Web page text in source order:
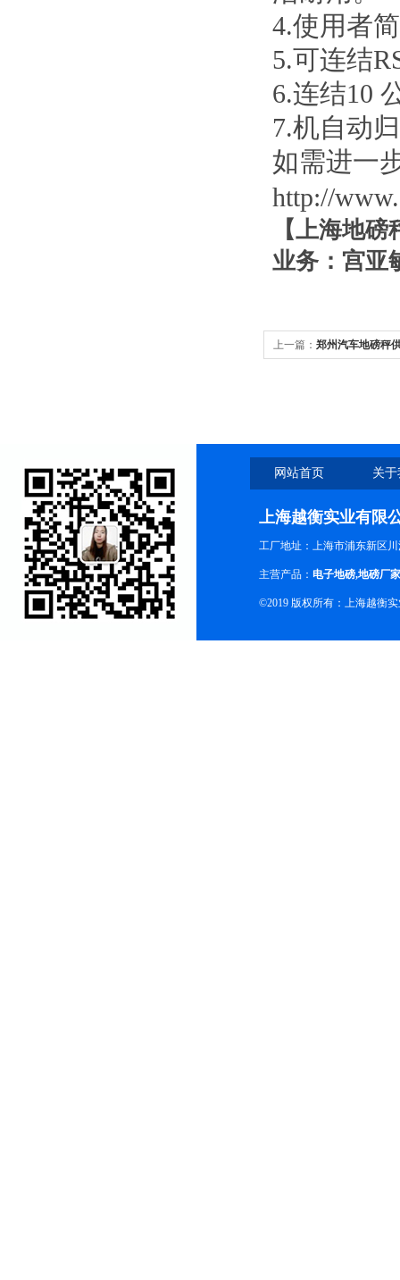
4.使用者
5.可连结
6.连结10
7.机自动
如需进一
http://
【上海地磅
业务：宫
上一篇： 郑州汽车地磅秤
网站首页 关
上海越衡实业有限
工厂地址：上海市浦东新区川
主营产品： 电子地磅,地磅厂家
©2019 版权所有：上海越衡